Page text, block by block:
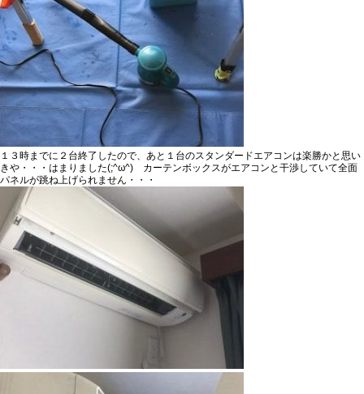
１３時までに２台終了したので、あと１台のスタンダードエアコンは楽勝かと思い
きや・・・はまりました(;^ω^) カーテンボックスがエアコンと干渉していて全面
パネルが跳ね上げられません・・・